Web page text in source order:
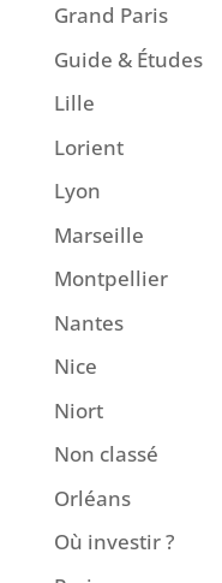
Grand Paris
Guide & Études
Lille
Lorient
Lyon
Marseille
Montpellier
Nantes
Nice
Niort
Non classé
Orléans
Où investir ?